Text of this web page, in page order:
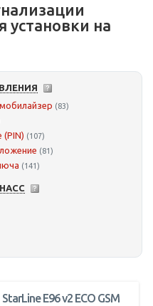
на
(83)
(PIN) (107)
(81)
(141)
StarLine E96 v2 ECO GSM